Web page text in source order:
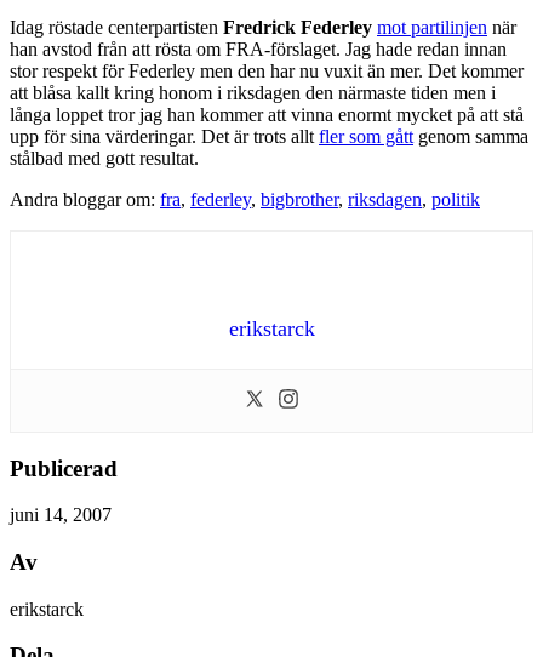
Idag röstade centerpartisten Fredrick Federley mot partilinjen när
han avstod från att rösta om FRA-förslaget. Jag hade redan innan
stor respekt för Federley men den har nu vuxit än mer. Det kommer
att blåsa kallt kring honom i riksdagen den närmaste tiden men i
långa loppet tror jag han kommer att vinna enormt mycket på att stå
upp för sina värderingar. Det är trots allt fler som gått genom samma
stålbad med gott resultat.
Andra bloggar om: fra, federley, bigbrother, riksdagen, politik
erikstarck
Publicerad
juni 14, 2007
Av
erikstarck